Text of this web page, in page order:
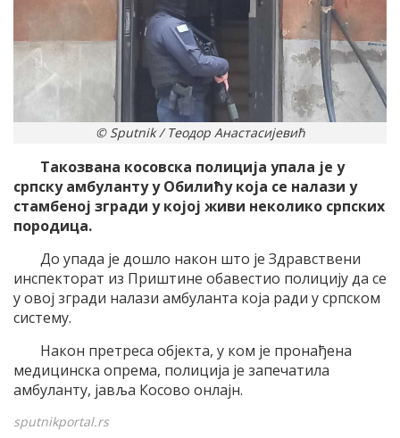
© Sputnik / Теодор Анастасијевић
Такозвана косовска полиција упала је у
српску амбуланту у Обилићу која се налази у
стамбеној згради у којој живи неколико српских
породица.
До упада је дошло након што је Здравствени
инспекторат из Приштине обавестио полицију да се
у овој згради налази амбуланта која ради у српском
систему.
Након претреса објекта, у ком је пронађена
медицинска опрема, полиција је запечатила
амбуланту, јавља Косово онлајн.
sputnikportal.rs